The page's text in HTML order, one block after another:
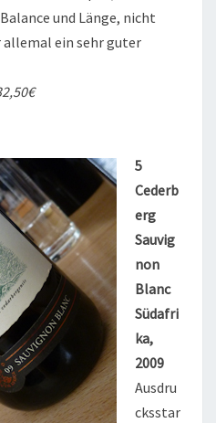
und Länge, nicht
ein sehr guter
5
Cederb
erg
Sauvig
non
Blanc
Südafri
ka,
2009
Ausdru
cksstar